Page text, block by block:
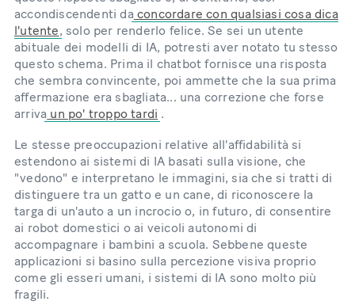
accondiscendenti da concordare con qualsiasi cosa dica
l'utente, solo per renderlo felice. Se sei un utente
abituale dei modelli di IA, potresti aver notato tu stesso
questo schema. Prima il chatbot fornisce una risposta
che sembra convincente, poi ammette che la sua prima
affermazione era sbagliata... una correzione che forse
arriva un po' troppo tardi .
Le stesse preoccupazioni relative all'affidabilità si
estendono ai sistemi di IA basati sulla visione, che
"vedono" e interpretano le immagini, sia che si tratti di
distinguere tra un gatto e un cane, di riconoscere la
targa di un'auto a un incrocio o, in futuro, di consentire
ai robot domestici o ai veicoli autonomi di
accompagnare i bambini a scuola. Sebbene queste
applicazioni si basino sulla percezione visiva proprio
come gli esseri umani, i sistemi di IA sono molto più
fragili.